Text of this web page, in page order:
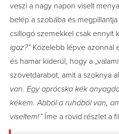
veszi a nagy napon viselt
belép a szobába és
csillogó szemekkel csak ennyit
igaz?” Közelebb lépve azonnal
és hamar kiderül, hogy a
szövetdarabot, amit a szoknya
van. Egy aprócska kék
kékem. Abból a ruhából van,
viseltem!” Íme a rövid részlet a